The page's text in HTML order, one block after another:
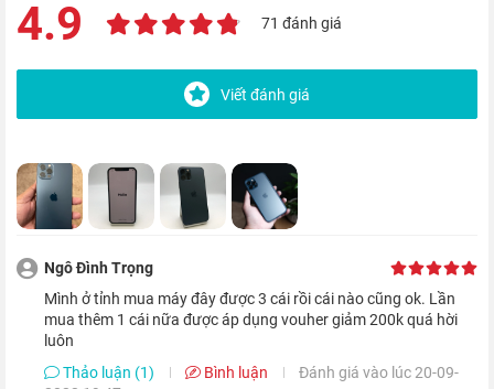
Và không thể thiếu tính năng kháng nước và bụi chuẩn IP68,
giúp chiếc điện thoại của bạn trở nên bền bỉ hơn khi có thể
sống sót trong 30 phút ở độ sâu tối đa lên tới 6 m.
4.9 71 đánh giá
Viết đánh giá
Ngô Đình Trọng
mình ở tỉnh mua máy đây được 3 cái rồi cái nào cũng ok. Lần
mua thêm 1 cái nữa được áp dụng vouher giảm 200k quá hời
luôn
Thảo luận (1)
Bình luận
Đánh giá vào lúc 20-09-